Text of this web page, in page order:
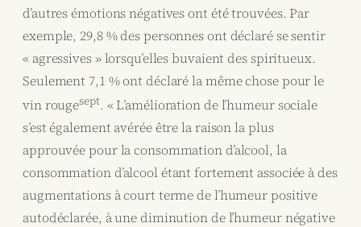
d’autres émotions négatives ont été trouvées. Par
exemple, 29,8 % des personnes ont déclaré se sentir
« agressives » lorsqu’elles buvaient des spiritueux.
Seulement 7,1 % ont déclaré la même chose pour le
vin rougesept. « L’amélioration de l’humeur sociale
s’est également avérée être la raison la plus
approuvée pour la consommation d’alcool, la
consommation d’alcool étant fortement associée à des
augmentations à court terme de l’humeur positive
autodéclarée, à une diminution de l’humeur négative